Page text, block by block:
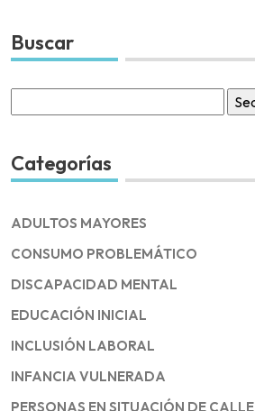
Buscar
for:
Categorías
ADULTOS MAYORES
CONSUMO PROBLEMÁTICO
DISCAPACIDAD MENTAL
EDUCACIÓN INICIAL
INCLUSIÓN LABORAL
INFANCIA VULNERADA
PERSONAS EN SITUACIÓN DE CALLE